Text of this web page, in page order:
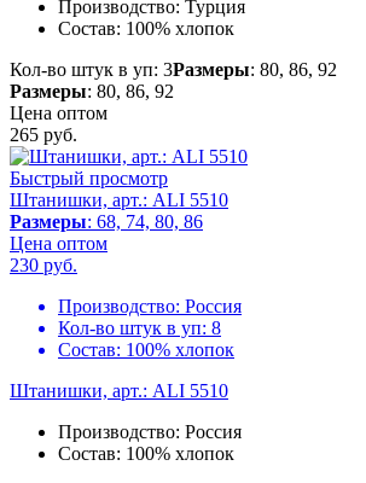
Производство: Турция
Состав: 100% хлопок
Кол-во штук в уп: 3Размеры: 80, 86, 92
Размеры: 80, 86, 92
Цена оптом
265 руб.
Быстрый просмотр
Штанишки, арт.: ALI 5510
Размеры: 68, 74, 80, 86
Цена оптом
230 руб.
Производство: Россия
Кол-во штук в уп: 8
Состав: 100% хлопок
Штанишки, арт.: ALI 5510
Производство: Россия
Состав: 100% хлопок